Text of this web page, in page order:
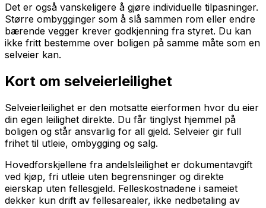
Det er også vanskeligere å gjøre individuelle tilpasninger.
Større ombygginger som å slå sammen rom eller endre
bærende vegger krever godkjenning fra styret. Du kan
ikke fritt bestemme over boligen på samme måte som en
selveier kan.
Kort om selveierleilighet
Selveierleilighet er den motsatte eierformen hvor du eier
din egen leilighet direkte. Du får tinglyst hjemmel på
boligen og står ansvarlig for all gjeld. Selveier gir full
frihet til utleie, ombygging og salg.
Hovedforskjellene fra andelsleilighet er dokumentavgift
ved kjøp, fri utleie uten begrensninger og direkte
eierskap uten fellesgjeld. Felleskostnadene i sameiet
dekker kun drift av fellesarealer, ikke nedbetaling av